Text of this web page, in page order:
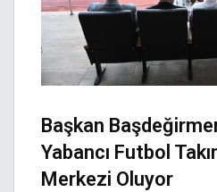
Başkan
Yabancı Futbol
Merkezi Oluyor